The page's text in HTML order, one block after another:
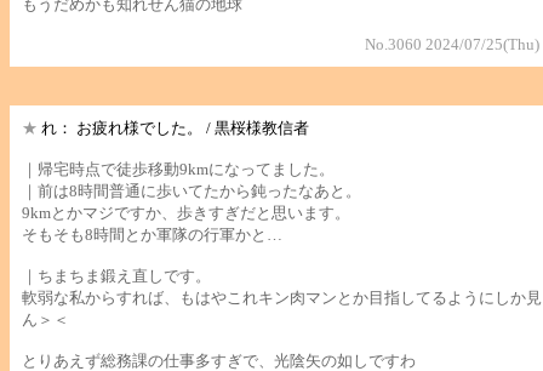
もうだめかも知れせん猫の地球
No.3060 2024/07/
★ れ： お疲れ様でした。 / 黒桜様教信者
｜帰宅時点で徒歩移動9kmになってました。
｜前は8時間普通に歩いてたから鈍ったなあと。
9kmとかマジですか、歩きすぎだと思います。
そもそも8時間とか軍隊の行軍かと…
｜ちまちま鍛え直しです。
軟弱な私からすれば、もはやこれキン肉マンとか目指してるようにしか
ん＞＜
とりあえず総務課の仕事多すぎで、光陰矢の如しですわ